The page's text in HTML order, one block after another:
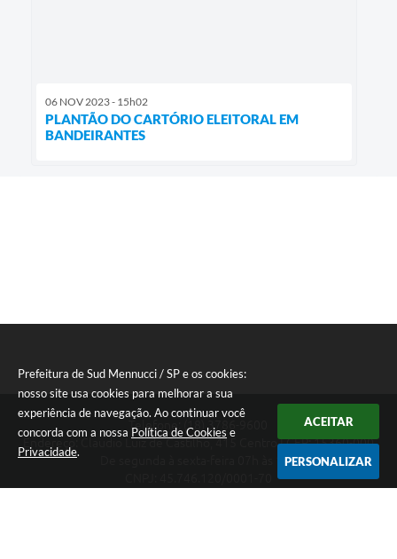
Prefeitura de Sud Mennucci / SP e os cookies:
nosso site usa cookies para melhorar a sua
experiência de navegação. Ao continuar você
concorda com a nossa Política de Cookies e
Privacidade.
ACEITAR
PERSONALIZAR
06 NOV 2023 - 15h02
PLANTÃO DO CARTÓRIO ELEITORAL EM
BANDEIRANTES
Telefone: (18) 3786-9600
Endereço: Claudio Luiz de Castilho, 415 Centro | CEP: 15360-000
De segunda à sexta-feira 07h às 13h